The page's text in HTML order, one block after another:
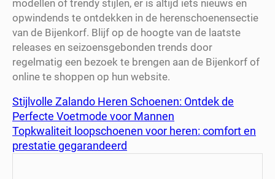
modellen of trendy stijlen, er is altijd iets nieuws en
opwindends te ontdekken in de herenschoenensectie
van de Bijenkorf. Blijf op de hoogte van de laatste
releases en seizoensgebonden trends door
regelmatig een bezoek te brengen aan de Bijenkorf of
online te shoppen op hun website.
Stijlvolle Zalando Heren Schoenen: Ontdek de
Perfecte Voetmode voor Mannen
Topkwaliteit loopschoenen voor heren: comfort en
prestatie gegarandeerd